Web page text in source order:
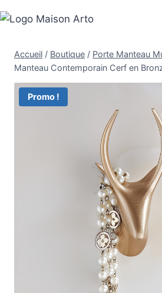
au
Accueil / Boutique / Porte Manteau
Manteau Contemporain Cerf en
Promo !